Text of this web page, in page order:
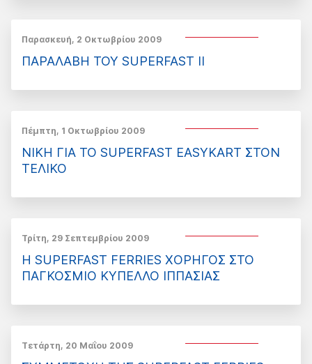
Παρασκευή, 2 Οκτωβρίου 2009
ΠΑΡΑΛΑΒΗ ΤΟΥ SUPERFAST ΙI
Πέμπτη, 1 Οκτωβρίου 2009
ΝΙΚΗ ΓΙΑ ΤΟ SUPERFAST EASYKART ΣΤΟΝ
ΤΕΛΙΚΟ
Τρίτη, 29 Σεπτεμβρίου 2009
Η SUPERFAST FERRIES ΧΟΡΗΓΟΣ ΣΤΟ
ΠΑΓΚΟΣΜΙΟ ΚΥΠΕΛΛΟ ΙΠΠΑΣΙΑΣ
Τετάρτη, 20 Μαΐου 2009